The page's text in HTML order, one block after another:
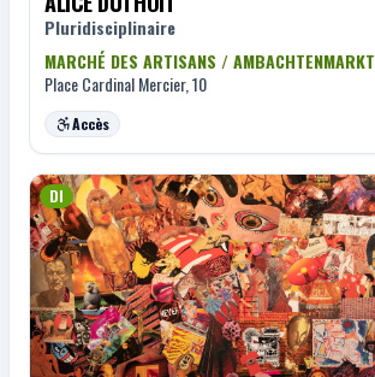
Pluridisciplinaire
MARCHÉ DES ARTISANS / AMBACHTENMARKT
Place Cardinal Mercier, 10
Accès
DI